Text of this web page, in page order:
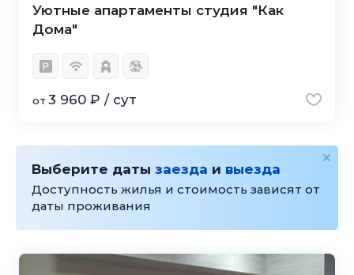
Уютные апартаменты студия "Как
Дома"
от 3 960 ₽ / сут
Выберите даты заезда и выезда
Доступность жилья и стоимость зависят от
даты проживания